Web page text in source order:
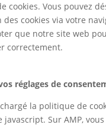
cookies. Vous pouvez
des cookies via votre
que notre site web
correctement.
réglages de
la politique de
javascript. Sur AMP,